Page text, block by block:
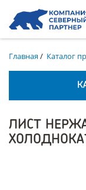
Главная/ Каталог
ЛИСТ